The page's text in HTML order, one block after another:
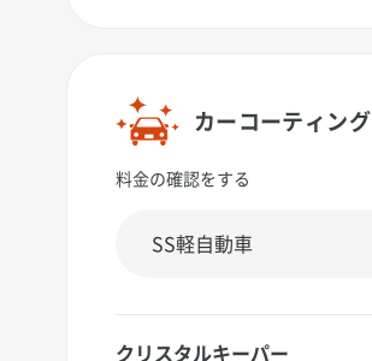
カーコーティング
料金の確認をする
クリスタルキーパー